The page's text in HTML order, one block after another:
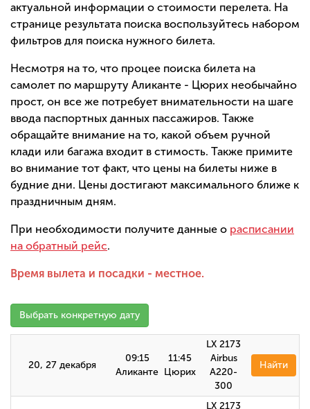
актуальной информации о стоимости перелета. На
странице результата поиска воспользуйтесь набором
фильтров для поиска нужного билета.
Несмотря на то, что процее поиска билета на
самолет по маршруту Аликанте - Цюрих необычайно
прост, он все же потребует внимательности на шаге
ввода паспортных данных пассажиров. Также
обращайте внимание на то, какой объем ручной
клади или багажа входит в стимость. Также примите
во внимание тот факт, что цены на билеты ниже в
будние дни. Цены достигают максимального ближе к
праздничным дням.
При необходимости получите данные о расписании
на обратный рейс.
Время вылета и посадки - местное.
Выбрать конкретную дату
20, 27 декабря
09:15
Аликанте
11:45
Цюрих
LX 2173
Airbus
A220-
300
Найти
LX 2173